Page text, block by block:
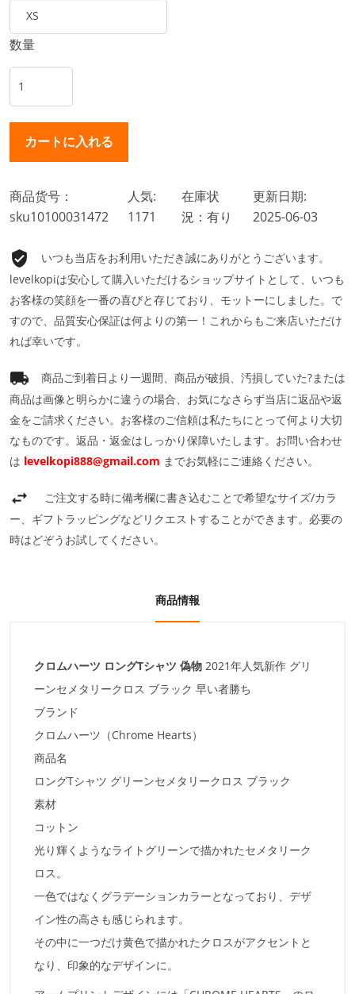
数量
商品货号：
sku10100031472
人気:
1171
在庫状
況：有り
更新日期:
2025-06-03
いつも当店をお利用いただき誠にありがとうございます。
levelkopiは安心して購入いただけるショップサイトとして、いつも
お客様の笑顔を一番の喜びと存じており、モットーにしました。で
すので、品質安心保証は何よりの第一！これからもご来店いただけ
れば幸いです。
商品ご到着日より一週間、商品が破損、汚損していた?または
商品は画像と明らかに違うの場合、お気になさらず当店に返品や返
金をご請求ください。お客様のご信頼は私たちにとって何より大切
なものです。返品・返金はしっかり保障いたします。お問い合わせ
は levelkopi888@gmail.com までお気軽にご連絡ください。
ご注文する時に備考欄に書き込むことで希望なサイズ/カラ
ー、ギフトラッピングなどリクエストすることができます。必要の
時はどぞうお試してください。
商品情報
クロムハーツ ロングTシャツ 偽物 2021年人気新作 グリ
ーンセメタリークロス ブラック 早い者勝ち
ブランド
クロムハーツ（Chrome Hearts）
商品名
ロングTシャツ グリーンセメタリークロス ブラック
素材
コットン
光り輝くようなライトグリーンで描かれたセメタリーク
ロス。
一色ではなくグラデーションカラーとなっており、デザ
イン性の高さも感じられます。
その中に一つだけ黄色で描かれたクロスがアクセントと
なり、印象的なデザインに。